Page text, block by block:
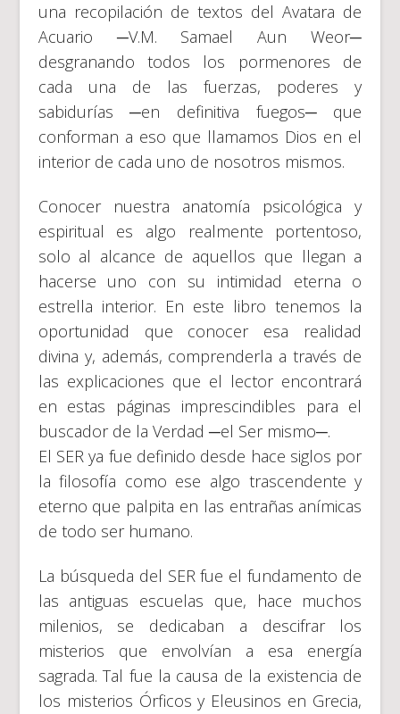
una recopilación de textos del Avatara de
Acuario ─V.M. Samael Aun Weor─
desgranando todos los pormenores de
cada una de las fuerzas, poderes y
sabidurías ─en definitiva fuegos─ que
conforman a eso que llamamos Dios en el
interior de cada uno de nosotros mismos.
Conocer nuestra anatomía psicológica y
espiritual es algo realmente portentoso,
solo al alcance de aquellos que llegan a
hacerse uno con su intimidad eterna o
estrella interior. En este libro tenemos la
oportunidad que conocer esa realidad
divina y, además, comprenderla a través de
las explicaciones que el lector encontrará
en estas páginas imprescindibles para el
buscador de la Verdad ─el Ser mismo─.
El SER ya fue definido desde hace siglos por
la filosofía como ese algo trascendente y
eterno que palpita en las entrañas anímicas
de todo ser humano.
La búsqueda del SER fue el fundamento de
las antiguas escuelas que, hace muchos
milenios, se dedicaban a descifrar los
misterios que envolvían a esa energía
sagrada. Tal fue la causa de la existencia de
los misterios Órficos y Eleusinos en Grecia,